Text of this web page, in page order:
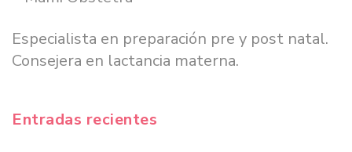
Especialista en preparación pre y post natal.
Consejera en lactancia materna.
Entradas recientes